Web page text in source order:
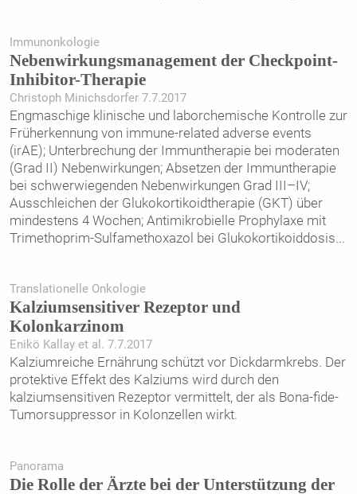
Immunonkologie
Nebenwirkungsmanagement der Checkpoint-
Inhibitor-Therapie
Christoph Minichsdorfer 7.7.2017
Engmaschige klinische und laborchemische Kontrolle zur
Früherkennung von immune-related adverse events
(irAE); Unterbrechung der Immuntherapie bei moderaten
(Grad II) Nebenwirkungen; Absetzen der Immuntherapie
bei schwerwiegenden Nebenwirkungen Grad III–IV;
Ausschleichen der Glukokortikoidtherapie (GKT) über
mindestens 4 Wochen; Antimikrobielle Prophylaxe mit
Trimethoprim-Sulfamethoxazol bei Glukokortikoiddosis...
Translationelle Onkologie
Kalziumsensitiver Rezeptor und
Kolonkarzinom
Enikö Kallay et al. 7.7.2017
Kalziumreiche Ernährung schützt vor Dickdarmkrebs. Der
protektive Effekt des Kalziums wird durch den
kalziumsensitiven Rezeptor vermittelt, der als Bona-fide-
Tumorsuppressor in Kolonzellen wirkt.
Panorama
Die Rolle der Ärzte bei der Unterstützung der